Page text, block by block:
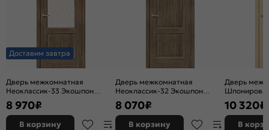
Доставим завтра
Дверь межкомнатная
Неоклассик-33 Экошпон
Original Oak, остекленная,
white сrystal, кромка нет,
филенчатая
8 970₽
В корзину
Дверь межкомнатная
Неоклассик-32 Экошпон
Original Oak, глухая, кромка
нет, филенчатая
8 070₽
В корзину
Дверь
щитовая
10 320₽
В